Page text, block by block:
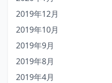
2019年12月
2019年10月
2019年9月
2019年8月
2019年4月